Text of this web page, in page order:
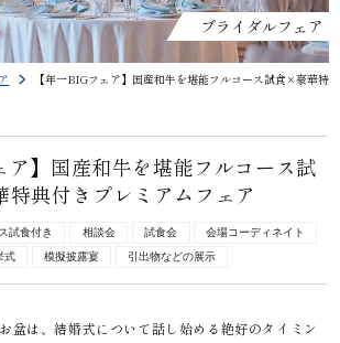
ブライダルフェア
【年一BIGフェア】国産和牛を堪能フルコース試食×豪華特
ア】国産和牛を堪能フルコース試
典付きプレミアムフェア
試食付き 相談会 試食会
会場コーディネイト
式
模擬披露宴 引出物などの展示
盆は、結婚式について話し始める絶好のタイミン